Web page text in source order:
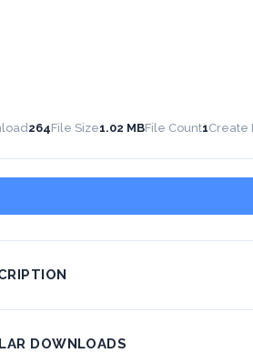
264File Size1.02 MBFile Count1Create
DOWNLOADS